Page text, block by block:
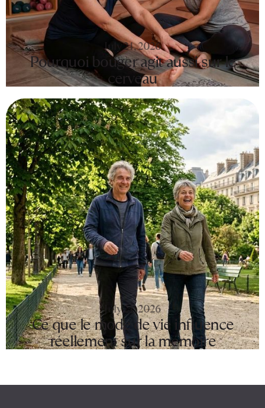
July 24, 2026
Pourquoi bouger agit aussi sur le
cerveau
July 24, 2026
Ce que le mode de vie influence
réellement sur la mémoire